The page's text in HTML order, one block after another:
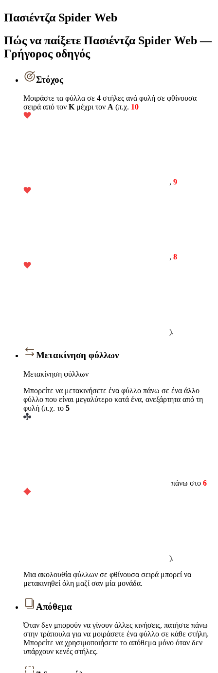
Πασιέντζα Spider Web
Πώς να παίξετε Πασιέντζα Spider Web —
Γρήγορος οδηγός
Στόχος
Μοιράστε τα φύλλα σε 4 στήλες ανά φυλή σε φθίνουσα
σειρά από τον Kμέχρι τον A (π.χ. 10
, 9
, 8
).
Μετακίνηση φύλλων
Μετακίνηση φύλλων
Μπορείτε να μετακινήσετε ένα φύλλο πάνω σε ένα άλλο
φύλλο που είναι μεγαλύτερο κατά ένα, ανεξάρτητα από τη
φυλή (π.χ. το 5
πάνω στο 6
).
Μια ακολουθία φύλλων σε φθίνουσα σειρά μπορεί να
μετακινηθεί όλη μαζί σαν μία μονάδα.
Απόθεμα
Όταν δεν μπορούν να γίνουν άλλες κινήσεις, πατήστε πάνω
στην τράπουλα για να μοιράσετε ένα φύλλο σε κάθε στήλη.
Μπορείτε να χρησιμοποιήσετε το απόθεμα μόνο όταν δεν
υπάρχουν κενές στήλες.